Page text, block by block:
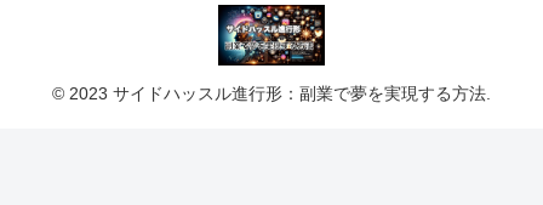
© 2023 サイドハッスル進行形：副業で夢を実現する方法.